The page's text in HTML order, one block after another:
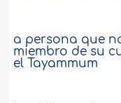
a persona que
miembro de su
el Tayammum